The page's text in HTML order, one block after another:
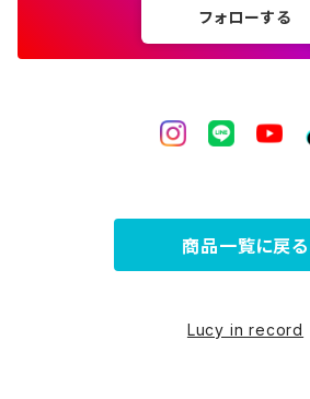
フォローする
商品一覧に戻る
Lucy in record